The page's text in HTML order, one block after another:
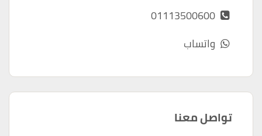
01113500600
واتساب
تواصل معنا